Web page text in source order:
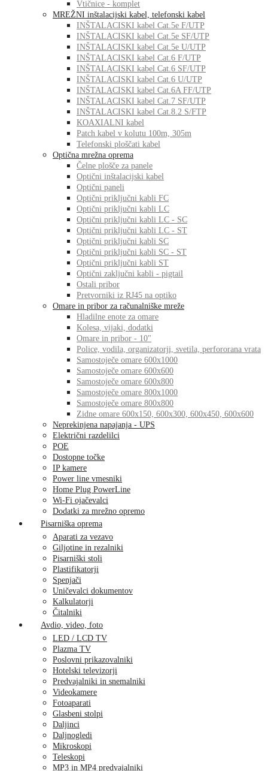
Vtičnice - komplet
MREŽNI inštalacijski kabel, telefonski kabel
INŠTALACISKI kabel Cat.5e F/UTP
INŠTALACISKI kabel Cat.5e SF/UTP
INŠTALACISKI kabel Cat.5e U/UTP
INŠTALACISKI kabel Cat.6 F/UTP
INŠTALACISKI kabel Cat.6 SF/UTP
INŠTALACISKI kabel Cat.6 U/UTP
INŠTALACISKI kabel Cat.6A FF/UTP
INŠTALACISKI kabel Cat.7 SF/UTP
INŠTALACISKI kabel Cat.8.2 S/FTP
KOAXIALNI kabel
Patch kabel v kolutu 100m, 305m
Telefonski ploščati kabel
Optična mrežna oprema
Čelne plošče za panele
Optični inštalacijski kabel
Optični paneli
Optični priključni kabli FC
Optični priključni kabli LC
Optični priključni kabli LC - SC
Optični priključni kabli LC - ST
Optični priključni kabli SC
Optični priključni kabli SC - ST
Optični priključni kabli ST
Optični zaključni kabli - pigtail
Ostali pribor
Pretvorniki iz RJ45 na optiko
Omare in pribor za računalniške mreže
Hladilne enote za omare
Kolesa, vijaki, dodatki
Omare in pribor - 10"
Police, vodila, organizatorji, svetila, perfororana vrata
Samostoječe omare 600x1000
Samostoječe omare 600x600
Samostoječe omare 600x800
Samostoječe omare 800x1000
Samostoječe omare 800x800
Zidne omare 600x150, 600x300, 600x450, 600x600
Neprekinjena napajanja - UPS
Električni razdelilci
POE
Dostopne točke
IP kamere
Power line vmesniki
Home Plug PowerLine
Wi-Fi ojačevalci
Dodatki za mrežno opremo
Pisarniška oprema
Aparati za vezavo
Giljotine in rezalniki
Pisarniški stoli
Plastifikatorji
Spenjači
Uničevalci dokumentov
Kalkulatorji
Čitalniki
Avdio, video, foto
LED / LCD TV
Plazma TV
Poslovni prikazovalniki
Hotelski televizorji
Predvajalniki in snemalniki
Videokamere
Fotoaparati
Glasbeni stolpi
Daljinci
Daljnogledi
Mikroskopi
Teleskopi
MP3 in MP4 predvajalniki